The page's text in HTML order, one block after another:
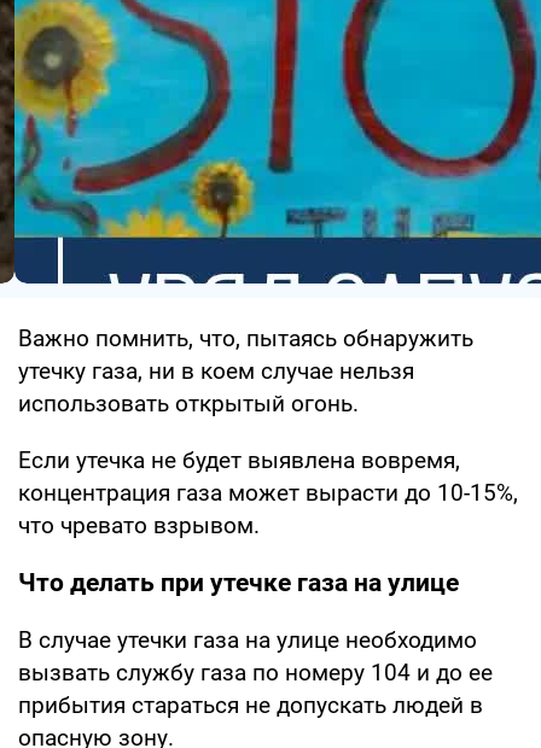
Важно помнить, что, пытаясь обнаружить
утечку газа, ни в коем случае нельзя
использовать открытый огонь.
Если утечка не будет выявлена вовремя,
концентрация газа может вырасти до 10-15%,
что чревато взрывом.
Что делать при утечке газа на улице
В случае утечки газа на улице необходимо
вызвать службу газа по номеру 104 и до ее
прибытия стараться не допускать людей в
опасную зону.